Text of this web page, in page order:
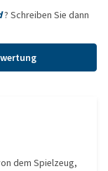
? Schreiben Sie dann
dem Spielzeug,